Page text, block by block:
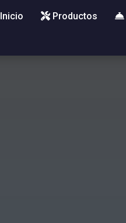
Inicio Productos